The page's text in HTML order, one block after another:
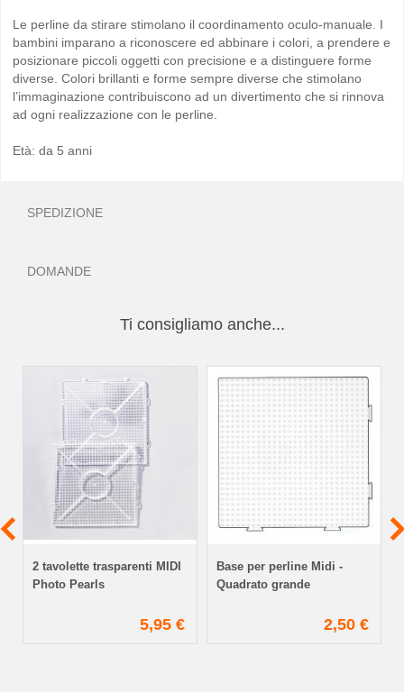
Le perline da stirare stimolano il coordinamento oculo-manuale. I
bambini imparano a riconoscere ed abbinare i colori, a prendere e
posizionare piccoli oggetti con precisione e a distinguere forme
diverse. Colori brillanti e forme sempre diverse che stimolano
l’immaginazione contribuiscono ad un divertimento che si rinnova
ad ogni realizzazione con le perline.
Età: da 5 anni
SPEDIZIONE
DOMANDE
Ti consigliamo anche...
2 tavolette trasparenti MIDI
Photo Pearls
5,95 €
Base per perline Midi -
Quadrato grande
2,50 €